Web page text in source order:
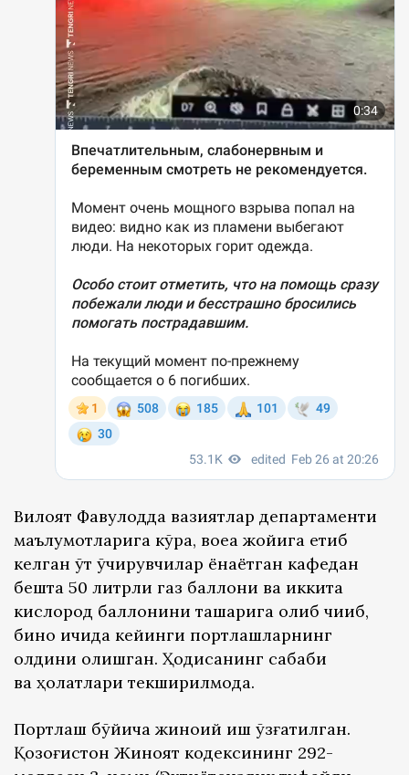
Вилоят Фавқулодда вазиятлар департаменти
маълумотларига кўра, воқеа жойига етиб
келган ўт ўчирувчилар ёнаётган кафедан
бешта 50 литрли газ баллони ва иккита
кислород баллонини ташқарига олиб чиқиб,
бино ичида кейинги портлашларнинг
олдини олишган. Ҳодисанинг сабаби
ва ҳолатлари текширилмоқда.
Портлаш бўйича жиноий иш қўзғатилган.
Қозоғистон Жиноят кодексининг 292-